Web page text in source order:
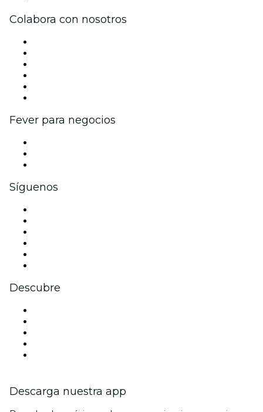
Colabora con nosotros
Fever para negocios
Síguenos
Descubre
Descarga nuestra app